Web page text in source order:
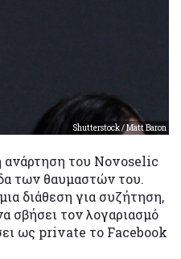
Shutterstock / Matt Baron
του Novoselic
των θαυμαστών του.
διάθεση για συζήτηση,
σβήσει τον λογαριασμό
ως private το Facebook